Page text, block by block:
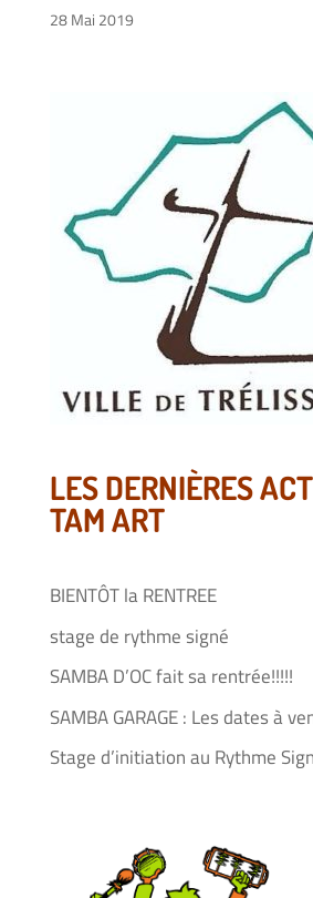
28 Mai 2019
LES DERNIÈRES
TAM ART
BIENTÔT la RENTREE
stage de rythme signé
SAMBA D’OC fait sa rentrée!!!!!
SAMBA GARAGE : Les dates à
Stage d’initiation au Rythme